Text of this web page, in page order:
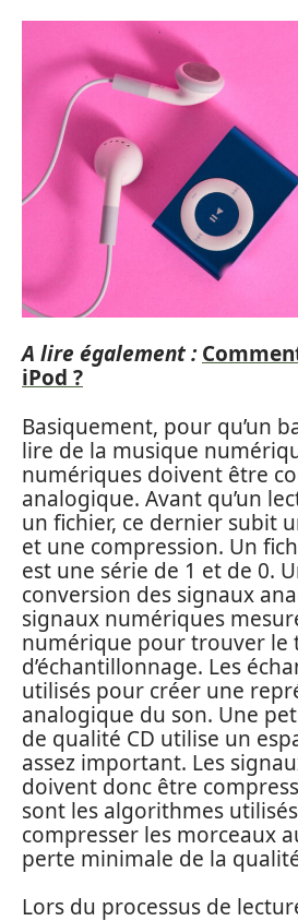
A lire également :
iPod ?
Basiquement, pour qu’un
lire de la musique
numériques doivent être
analogique. Avant qu’un
un fichier, ce dernier subit
et une compression. Un
est une série de 1 et de 0.
conversion des signaux
signaux numériques
numérique pour trouver le
d’échantillonnage. Les
utilisés pour créer une
analogique du son. Une
de qualité CD utilise un
assez important. Les
doivent donc être
sont les algorithmes
compresser les morceaux
perte minimale de la
Lors du processus de